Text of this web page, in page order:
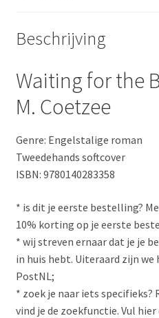
Beschrijving
Waiting for the
M. Coetzee
Genre: Engelstalige roman
Tweedehands softcover
ISBN: 9780140283358
* is dit je eerste bestelling?
10% korting op je eerste
* wij streven ernaar dat je je
in huis hebt. Uiteraard zijn
PostNL;
* zoek je naar iets specifieks?
vind je de zoekfunctie. Vul